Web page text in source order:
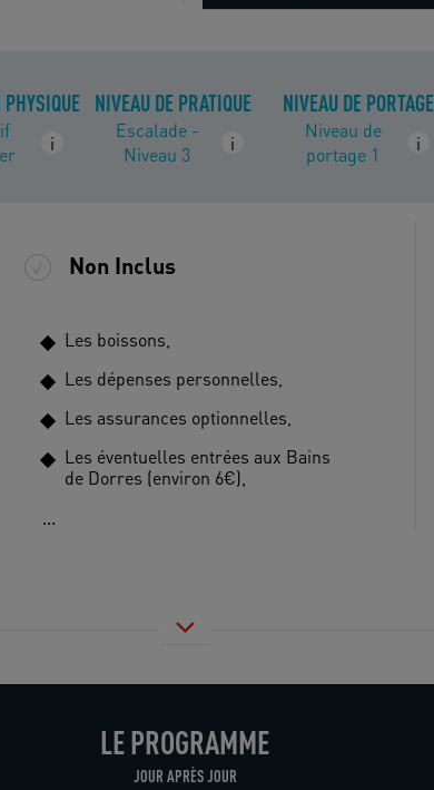
i
NIVEAU DE PRATIQUE
Escalade -
Niveau 3
i
NIVEAU DE PORTAGE
Niveau de
portage 1
i
Non Inclus
Les boissons,
Les dépenses personnelles,
Les assurances optionnelles,
Les éventuelles entrées aux Bains
de Dorres (environ 6€),
...
LE PROGRAMME
JOUR APRÈS JOUR